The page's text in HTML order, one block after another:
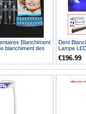
Blanchiment
blanchiment des
Dent
Lampe
€196.99